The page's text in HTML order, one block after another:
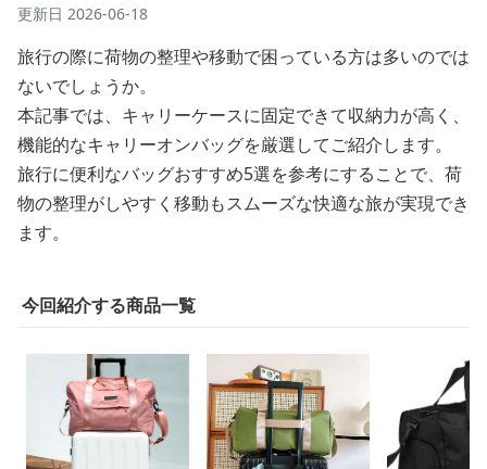
更新日 2026-06-18
旅行の際に荷物の整理や移動で困っている方は多いのでは
ないでしょうか。
本記事では、キャリーケースに固定できて収納力が高く、
機能的なキャリーオンバッグを厳選してご紹介します。
旅行に便利なバッグおすすめ5選を参考にすることで、荷
物の整理がしやすく移動もスムーズな快適な旅が実現でき
ます。
今回紹介する商品一覧